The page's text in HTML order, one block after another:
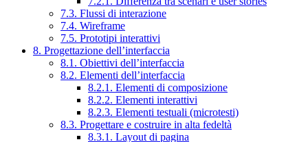
7.3. Flussi di interazione
7.4. Wireframe
7.5. Prototipi interattivi
8. Progettazione dell’interfaccia
8.1. Obiettivi dell’interfaccia
8.2. Elementi dell’interfaccia
8.2.1. Elementi di composizione
8.2.2. Elementi interattivi
8.2.3. Elementi testuali (microtesti)
8.3. Progettare e costruire in alta fedeltà
8.3.1. Layout di pagina